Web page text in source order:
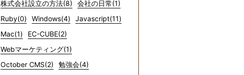
株式会社設立の方法(8)
会社の日常(1)
Ruby(0)
Windows(4)
Javascript(11)
Mac(1)
EC-CUBE(2)
Webマーケティング(1)
October CMS(2)
勉強会(4)